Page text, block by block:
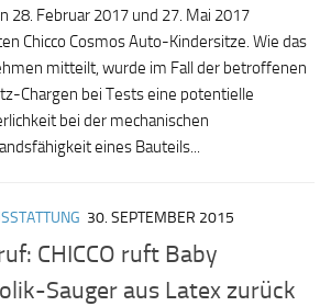
28. Februar 2017 und 27. Mai 2017
Chicco Cosmos Auto-Kindersitze. Wie das
mitteilt, wurde im Fall der betroffenen
Chargen bei Tests eine potentielle
bei der mechanischen
eines Bauteils...
30. SEPTEMBER 2015
CHICCO ruft Baby
Sauger aus Latex zurück